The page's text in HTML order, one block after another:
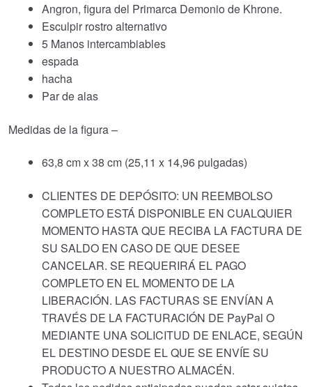
Angron, figura del Primarca Demonio de Khrone.
Esculpir rostro alternativo
5 Manos intercambiables
espada
hacha
Par de alas
Medidas de la figura –
63,8 cm x 38 cm (25,11 x 14,96 pulgadas)
CLIENTES DE DEPÓSITO: UN REEMBOLSO
COMPLETO ESTÁ DISPONIBLE EN CUALQUIER
MOMENTO HASTA QUE RECIBA LA FACTURA DE
SU SALDO EN CASO DE QUE DESEE
CANCELAR. SE REQUERIRÁ EL PAGO
COMPLETO EN EL MOMENTO DE LA
LIBERACIÓN. LAS FACTURAS SE ENVÍAN A
TRAVÉS DE LA FACTURACIÓN DE PayPal O
MEDIANTE UNA SOLICITUD DE ENLACE, SEGÚN
EL DESTINO DESDE EL QUE SE ENVÍE SU
PRODUCTO A NUESTRO ALMACÉN.